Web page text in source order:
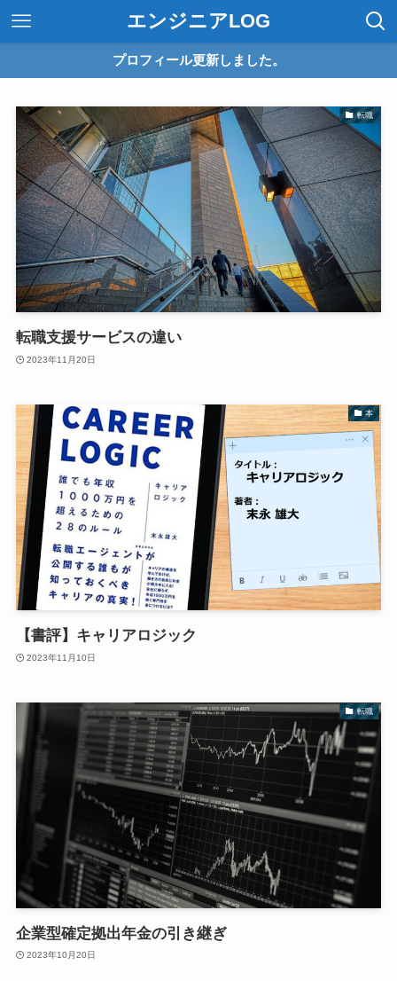
エンジニアLOG
プロフィール更新しました。
転職
転職支援サービスの違い
2023年11月20日
本
【書評】キャリアロジック
2023年11月10日
転職
企業型確定拠出年金の引き継ぎ
2023年10月20日